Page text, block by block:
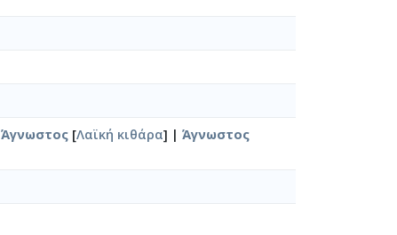
Άγνωστος [Λαϊκή κιθάρα] | Άγνωστος